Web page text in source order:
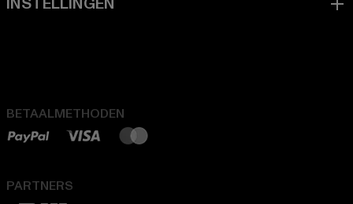
BETAALMETHODEN
PARTNERS